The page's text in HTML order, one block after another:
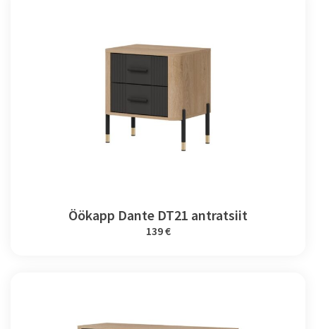
Öökapp Dante DT21 antratsiit
139 €